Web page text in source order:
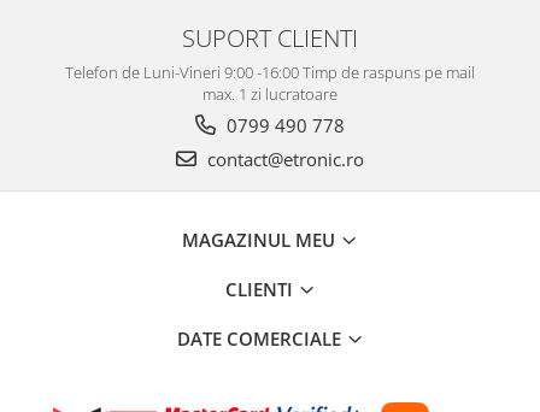
SUPORT CLIENTI
Telefon de Luni-Vineri 9:00 -16:00 Timp de raspuns pe mail
max. 1 zi lucratoare
0799 490 778
contact@etronic.ro
MAGAZINUL MEU
CLIENTI
DATE COMERCIALE